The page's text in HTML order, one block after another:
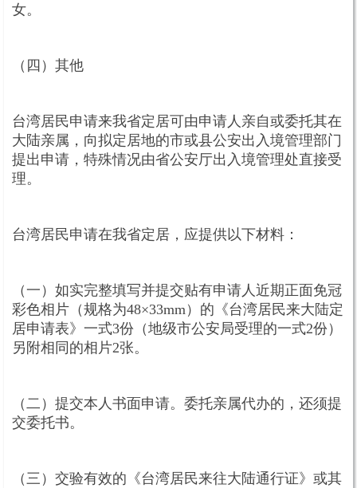
女。
（四）其他
台湾居民申请来我省定居可由申请人亲自或委托其在
大陆亲属，向拟定居地的市或县公安出入境管理部门
提出申请，特殊情况由省公安厅出入境管理处直接受
理。
台湾居民申请在我省定居，应提供以下材料：
（一）如实完整填写并提交贴有申请人近期正面免冠
彩色相片（规格为48×33mm）的《台湾居民来大陆定
居申请表》一式3份（地级市公安局受理的一式2份）
另附相同的相片2张。
（二）提交本人书面申请。委托亲属代办的，还须提
交委托书。
（三）交验有效的《台湾居民来往大陆通行证》或其